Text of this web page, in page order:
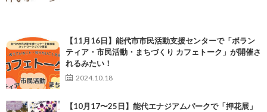
【11月16日】能代市市民活動支援センターで「ボラン
ティア・市民活動・まちづくり カフェトーク」が開催さ
れるみたい！
2024.10.18
【10月17〜25日】能代エナジアムパークで「押花展」